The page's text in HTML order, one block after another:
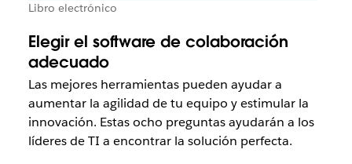
Libro electrónico
Elegir el software de colaboración
adecuado
Las mejores herramientas pueden ayudar a
aumentar la agilidad de tu equipo y estimular la
innovación. Estas ocho preguntas ayudarán a los
líderes de TI a encontrar la solución perfecta.